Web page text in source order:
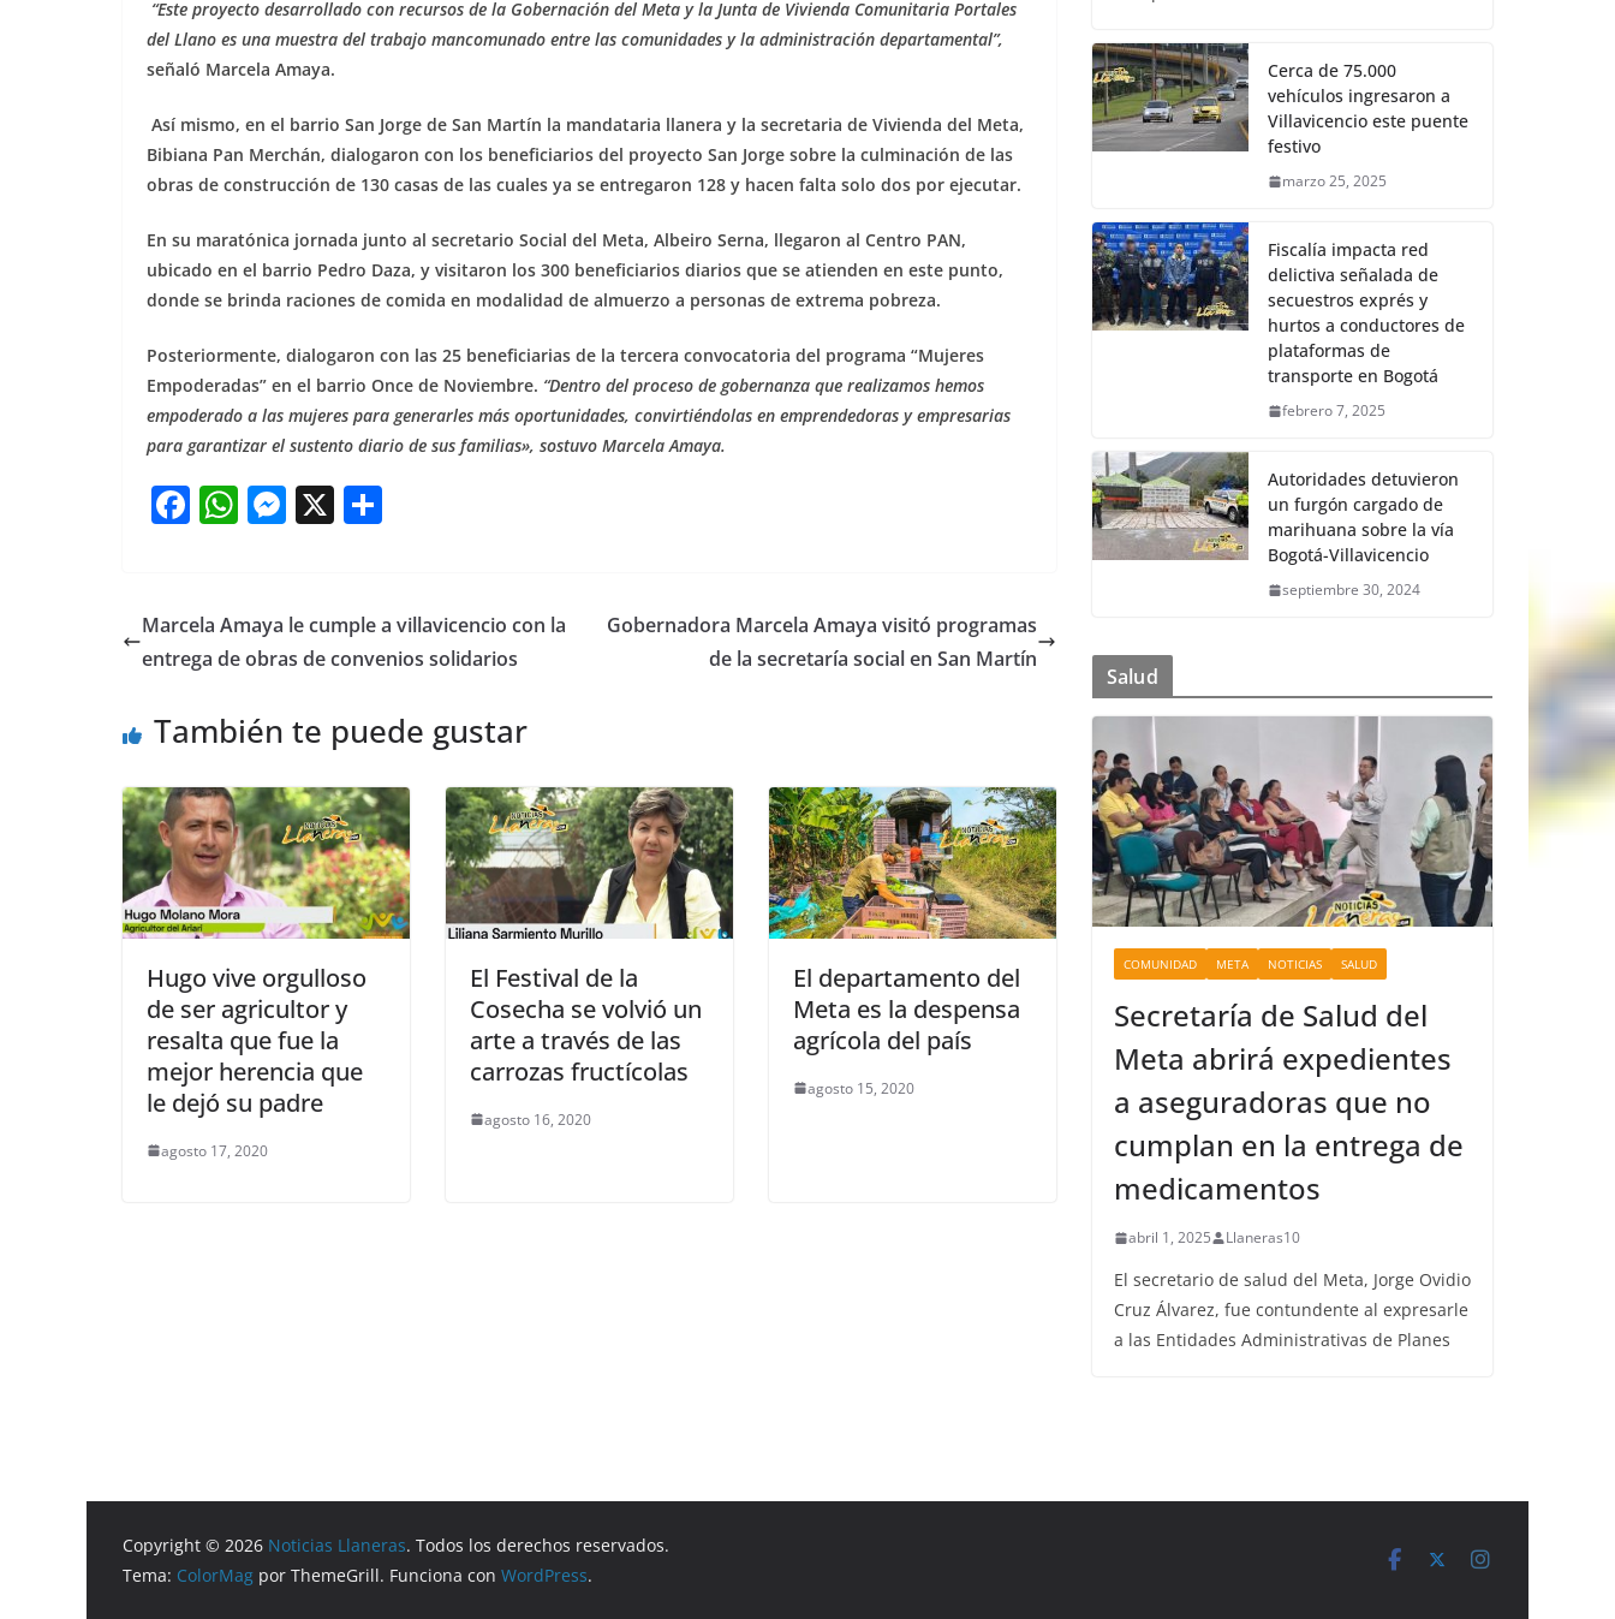
“Este proyecto desarrollado con recursos de la Gobernación del Meta y la Junta de Vivienda Comunitaria Portales
del Llano es una muestra del trabajo mancomunado entre las comunidades y la administración departamental”,
señaló Marcela Amaya.
Así mismo, en el barrio San Jorge de San Martín la mandataria llanera y la secretaria de Vivienda del Meta,
Bibiana Pan Merchán, dialogaron con los beneficiarios del proyecto San Jorge sobre la culminación de las
obras de construcción de 130 casas de las cuales ya se entregaron 128 y hacen falta solo dos por ejecutar.
En su maratónica jornada junto al secretario Social del Meta, Albeiro Serna, llegaron al Centro PAN,
ubicado en el barrio Pedro Daza, y visitaron los 300 beneficiarios diarios que se atienden en este punto,
donde se brinda raciones de comida en modalidad de almuerzo a personas de extrema pobreza.
Posteriormente, dialogaron con las 25 beneficiarias de la tercera convocatoria del programa “Mujeres
Empoderadas” en el barrio Once de Noviembre. “Dentro del proceso de gobernanza que realizamos hemos
empoderado a las mujeres para generarles más oportunidades, convirtiéndolas en emprendedoras y empresarias
para garantizar el sustento diario de sus familias», sostuvo Marcela Amaya.
F
e
b
o
k
W
s
A
p
M
e
n
er
X
e
Marcela Amaya le cumple a villavicencio con la
entrega de obras de convenios solidarios
Gobernadora Marcela Amaya visitó programas
de la secretaría social en San Martín
También te puede gustar
Hugo vive orgulloso
de ser agricultor y
resalta que fue la
mejor herencia que
le dejó su padre
agosto 17, 2020
El Festival de la
Cosecha se volvió un
arte a través de las
carrozas fructícolas
agosto 16, 2020
El departamento del
Meta es la despensa
agrícola del país
agosto 15, 2020
Cerca de 75.000
vehículos ingresaron a
Villavicencio este puente
festivo
marzo 25, 2025
Fiscalía impacta red
delictiva señalada de
secuestros exprés y
hurtos a conductores de
plataformas de
transporte en Bogotá
febrero 7, 2025
Autoridades detuvieron
un furgón cargado de
marihuana sobre la vía
Bogotá-Villavicencio
septiembre 30, 2024
Salud
COMUNIDAD META NOTICIAS SALUD
Secretaría de Salud del
Meta abrirá expedientes
a aseguradoras que no
cumplan en la entrega de
medicamentos
abril 1, 2025 Llaneras10
El secretario de salud del Meta, Jorge Ovidio
Cruz Álvarez, fue contundente al expresarle
a las Entidades Administrativas de Planes
Copyright © 2026 Noticias Llaneras. Todos los derechos reservados.
Tema: ColorMag por ThemeGrill. Funciona con WordPress.